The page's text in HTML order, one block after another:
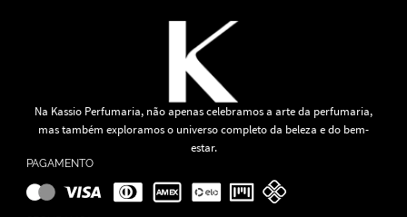
Na Kassio Perfumaria, não apenas celebramos a arte da perfumaria,
mas também exploramos o universo completo da beleza e do bem-
estar.
PAGAMENTO